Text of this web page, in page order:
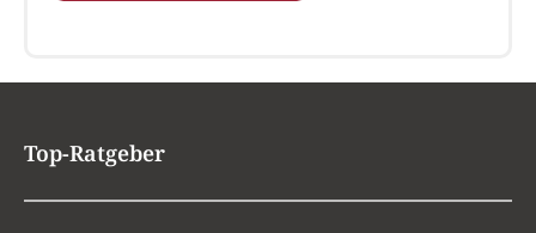
Top-Ratgeber